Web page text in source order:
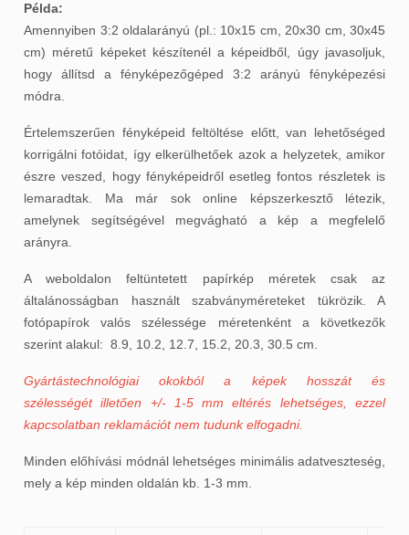
Példa:
Amennyiben 3:2 oldalarányú (pl.: 10x15 cm, 20x30 cm, 30x45
cm) méretű képeket készítenél a képeidből, úgy javasoljuk,
hogy állítsd a fényképezőgéped 3:2 arányú fényképezési
módra.
Értelemszerűen fényképeid feltöltése előtt, van lehetőséged
korrigálni fotóidat, így elkerülhetőek azok a helyzetek, amikor
észre veszed, hogy fényképeidről esetleg fontos részletek is
lemaradtak. Ma már sok online képszerkesztő létezik,
amelynek segítségével megvágható a kép a megfelelő
arányra.
A weboldalon feltüntetett papírkép méretek csak az
általánosságban használt szabványméreteket tükrözik. A
fotópapírok valós szélessége méretenként a következők
szerint alakul: 8.9, 10.2, 12.7, 15.2, 20.3, 30.5 cm.
Gyártástechnológiai okokból a képek hosszát és
szélességét illetően +/- 1-5 mm eltérés lehetséges, ezzel
kapcsolatban reklamációt nem tudunk elfogadni.
Minden előhívási módnál lehetséges minimális adatveszteség,
mely a kép minden oldalán kb. 1-3 mm.